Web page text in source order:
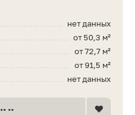
нет данных
от 50,3 м²
от 72,7 м²
от 91,5 м²
нет данных
••